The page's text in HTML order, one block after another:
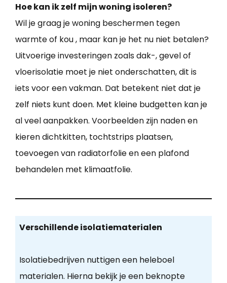
Hoe kan ik zelf mijn woning isoleren?
Wil je graag je woning beschermen tegen
warmte of kou , maar kan je het nu niet betalen?
Uitvoerige investeringen zoals dak-, gevel of
vloerisolatie moet je niet onderschatten, dit is
iets voor een vakman. Dat betekent niet dat je
zelf niets kunt doen. Met kleine budgetten kan je
al veel aanpakken. Voorbeelden zijn naden en
kieren dichtkitten, tochtstrips plaatsen,
toevoegen van radiatorfolie en een plafond
behandelen met klimaatfolie.
Verschillende isolatiematerialen
Isolatiebedrijven nuttigen een heleboel
materialen. Hierna bekijk je een beknopte